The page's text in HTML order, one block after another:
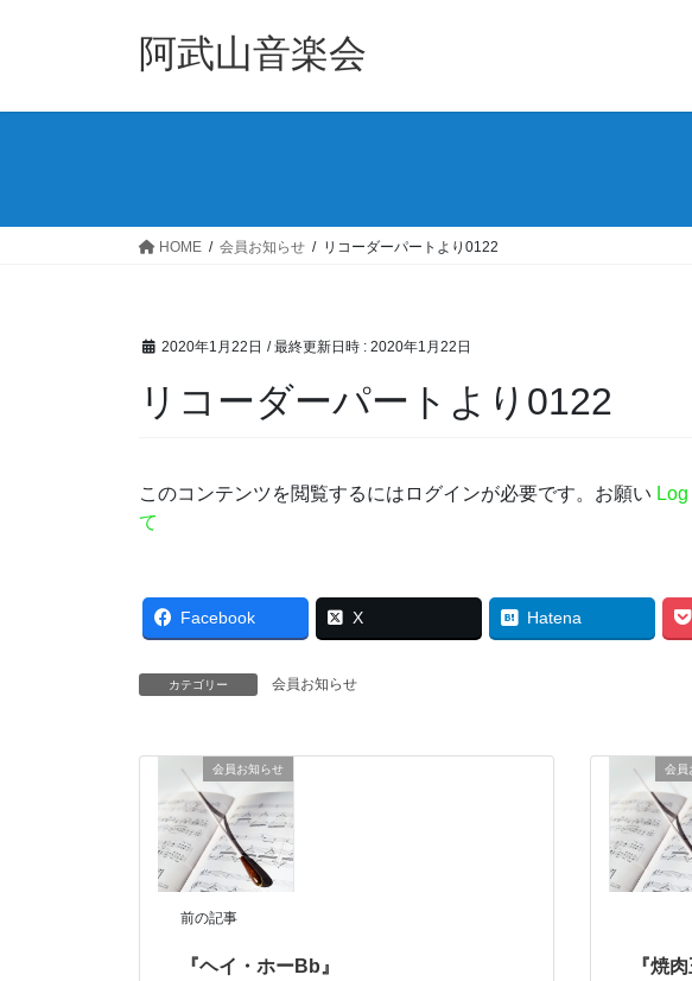
阿武山音楽会
HOME 会員お知らせ リコーダーパートより0122
2020年1月22日 / 最終更新日時 : 2020年1月22日
リコーダーパートより0122
このコンテンツを閲覧するにはログインが必要です。お願い Log
て
Facebook X Hatena
カテゴリー 会員お知らせ
会員お知らせ
前の記事
『ヘイ・ホーBb』
会員
『焼